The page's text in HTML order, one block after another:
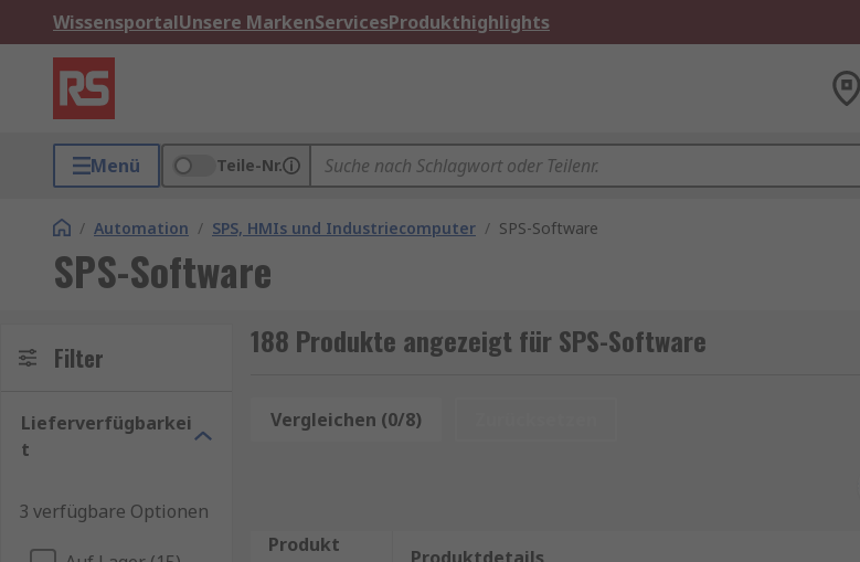
WissensportalUnsere MarkenServicesProdukthighlights
Menü Teile-Nr.
/ Automation / SPS, HMIs und Industriecomputer / SPS-Software
SPS-Software
Filter
Lieferverfügbarkei
t
3 verfügbare Optionen
188 Produkte angezeigt für SPS-Software
Vergleichen (0/8)
Produkt